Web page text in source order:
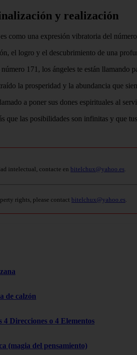
y realización
como una expresión vibratoria del
el logro y el descubrimiento de una
171, los ángeles te están llamando
la prosperidad y la abundancia que
a poner sus dones espirituales al
que las posibilidades son infinitas y que
intelectual, contacte en bitelchux@yahoo.es.
rights, please contact bitelchux@yahoo.es.
de calzón
4 Direcciones o 4 Elementos
(magia del pensamiento)